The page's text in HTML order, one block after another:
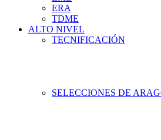
ERA
TDME
ALTO NIVEL
TECNIFICACIÓN
SELECCIONES DE